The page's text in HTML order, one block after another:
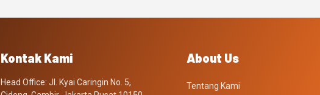
Kontak Kami
Head Office: Jl. Kyai Caringin No. 5,
About Us
Tentang Kami